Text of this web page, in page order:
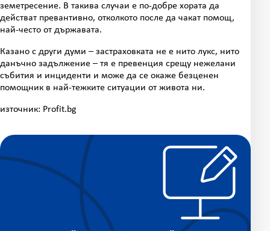
земетресение. В такива случаи е по-добре хората да
действат превантивно, отколкото после да чакат помощ,
най-често от държавата.
Казано с други думи – застраховката не е нито лукс, нито
данъчно задължение – тя е превенция срещу нежелани
събития и инциденти и може да се окаже безценен
помощник в най-тежките ситуации от живота ни.
източник: Profit.bg